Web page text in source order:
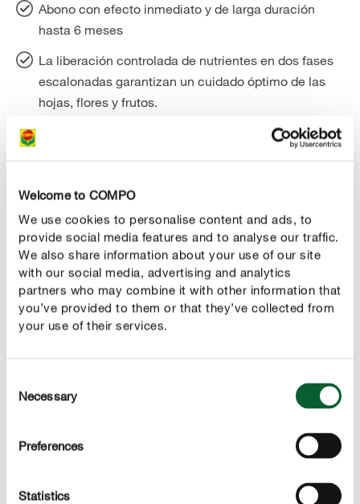
Welcome to COMPO
We use cookies to personalise content and ads, to
provide social media features and to analyse our traffic.
We also share information about your use of our site
with our social media, advertising and analytics
partners who may combine it with other information that
you’ve provided to them or that they’ve collected from
your use of their services.
Selection
Necessary
Preferences
Statistics
Abono con efecto inmediato y de larga duración
hasta 6 meses
La liberación controlada de nutrientes en dos fases
escalonadas garantizan un cuidado óptimo de las
hojas, flores y frutos.
Efecto inmediato: Las perlas grises de abono actúan
de una forma rápida en las primeras semanas.
liberan sus nutrientes más tarde, los nutrientes son
gradualmente disponibles hasta 6 meses de
duración.